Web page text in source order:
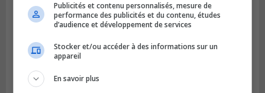
La Fête des parcs est de retour à Saint-
Bruno
Publicités et contenu personnalisés, mesure de
performance des publicités et du contenu, études
d’audience et développement de services
Stocker et/ou accéder à des informations sur un
appareil
En savoir plus